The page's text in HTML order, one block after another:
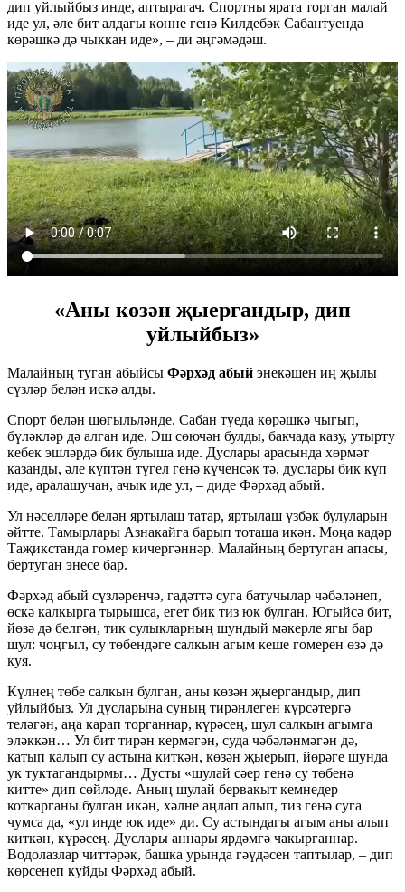
дип уйлыйбыз инде, аптырагач. Спортны ярата торган малай
иде ул, әле бит алдагы көнне генә Килдебәк Сабантуенда
көрәшкә дә чыккан иде», – ди әңгәмәдәш.
«Аны көзән җыергандыр, дип
уйлыйбыз»
Малайның туган абыйсы Фәрхәд абый энекәшен иң җылы
сүзләр белән искә алды.
Спорт белән шөгыльләнде. Сабан туеда көрәшкә чыгып,
бүләкләр дә алган иде. Эш сөючән булды, бакчада казу, утырту
кебек эшләрдә бик булыша иде. Дуслары арасында хөрмәт
казанды, әле күптән түгел генә күченсәк тә, дуслары бик күп
иде, аралашучан, ачык иде ул, – диде Фәрхәд абый.
Ул нәселләре белән яртылаш татар, яртылаш үзбәк булуларын
әйтте. Тамырлары Азнакайга барып тоташа икән. Моңа кадәр
Таҗикстанда гомер кичергәннәр. Малайның бертуган апасы,
бертуган энесе бар.
Фәрхәд абый сүзләренчә, гадәттә суга батучылар чәбәләнеп,
өскә калкырга тырышса, егет бик тиз юк булган. Югыйсә бит,
йөзә дә белгән, тик сулыкларның шундый мәкерле ягы бар
шул: чоңгыл, су төбендәге салкын агым кеше гомерен өзә дә
куя.
Күлнең төбе салкын булган, аны көзән җыергандыр, дип
уйлыйбыз. Ул дусларына суның тирәнлеген күрсәтергә
теләгән, аңа карап торганнар, күрәсең, шул салкын агымга
эләккән… Ул бит тирән кермәгән, суда чәбәләнмәгән дә,
катып калып су астына киткән, көзән җыерып, йөрәге шунда
ук туктагандырмы… Дусты «шулай сәер генә су төбенә
китте» дип сөйләде. Аның шулай бервакыт кемнедер
коткарганы булган икән, хәлне аңлап алып, тиз генә суга
чумса да, «ул инде юк иде» ди. Су астындагы агым аны алып
киткән, күрәсең. Дуслары аннары ярдәмгә чакырганнар.
Водолазлар читтәрәк, башка урында гәүдәсен таптылар, – дип
көрсенеп куйды Фәрхәд абый.